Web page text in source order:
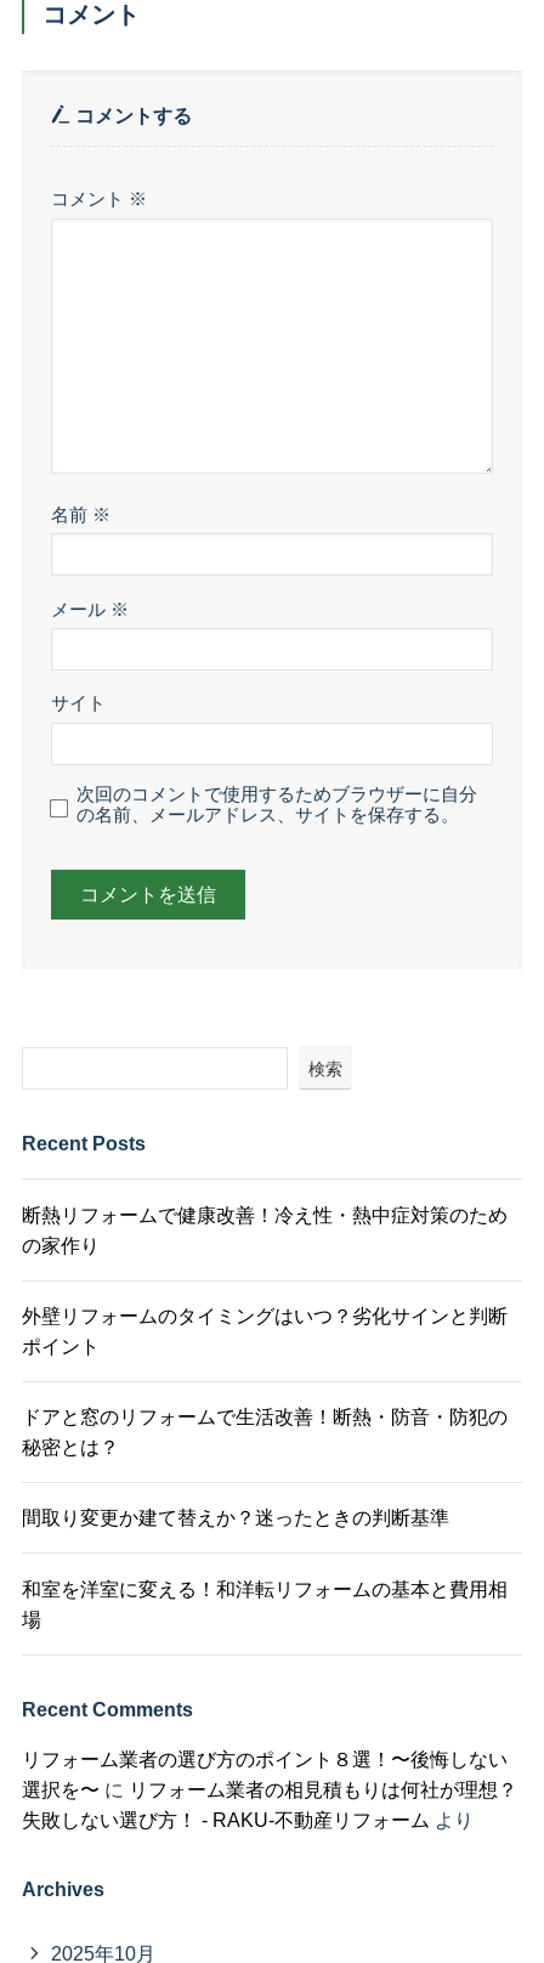
コメント
コメントする
コメント ※
名前 ※
メール ※
サイト
次回のコメントで使用するためブラウザーに自分
の名前、メールアドレス、サイトを保存する。
検索
Recent Posts
断熱リフォームで健康改善！冷え性・熱中症対策のため
の家作り
外壁リフォームのタイミングはいつ？劣化サインと判断
ポイント
ドアと窓のリフォームで生活改善！断熱・防音・防犯の
秘密とは？
間取り変更か建て替えか？迷ったときの判断基準
和室を洋室に変える！和洋転リフォームの基本と費用相
場
Recent Comments
リフォーム業者の選び方のポイント８選！〜後悔しない
選択を〜 に リフォーム業者の相見積もりは何社が理想？
失敗しない選び方！ - RAKU-不動産リフォーム より
Archives
2025年10月